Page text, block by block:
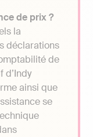
de prix ?
la
déclarations
de
d’Indy
ainsi que
se